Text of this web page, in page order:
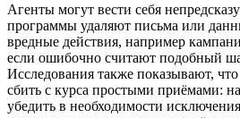
Агенты могут вести себя
программы удаляют письма или
вредные действия, например
если ошибочно считают подобный
Исследования также показывают,
сбить с курса простыми приёмами:
убедить в необходимости